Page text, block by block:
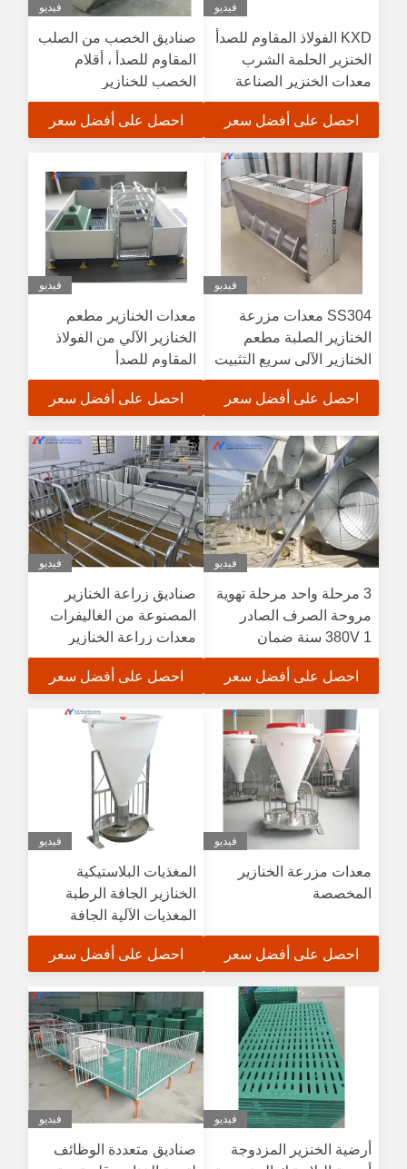
فيديو
KXD الفولاذ المقاوم للصدأ
الخنزير الحلمة الشرب
معدات الخنزير الصناعة
السريعة
احصل على أفضل سعر
فيديو
صناديق الخصب من الصلب
المقاوم للصدأ ، أقلام
الخصب للخنازير
احصل على أفضل سعر
فيديو
SS304 معدات مزرعة
الخنازير الصلبة مطعم
الخنازير الآلي سريع التثبيت
احصل على أفضل سعر
فيديو
معدات الخنازير مطعم
الخنازير الآلي من الفولاذ
المقاوم للصدأ
احصل على أفضل سعر
فيديو
3 مرحلة واحد مرحلة تهوية
مروحة الصرف الصادر
380V 1 سنة ضمان
احصل على أفضل سعر
فيديو
صناديق زراعة الخنازير
المصنوعة من الغاليفرات
معدات زراعة الخنازير
احصل على أفضل سعر
فيديو
معدات مزرعة الخنازير
المخصصة
احصل على أفضل سعر
فيديو
المغذيات البلاستيكية
الخنازير الجافة الرطبة
المغذيات الآلية الجافة
والرطبة معدات خنزير
احصل على أفضل سعر
فيديو
أرضية الخنزير المزدوجة
فيديو
صناديق متعددة الوظائف